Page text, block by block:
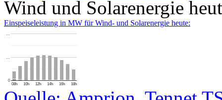
Wind und Solarenergie
Einspeiseleistung in MW für Wind- und Solarenergie heute:
08h 10h 12h 14h 16h 18h
0
…
…